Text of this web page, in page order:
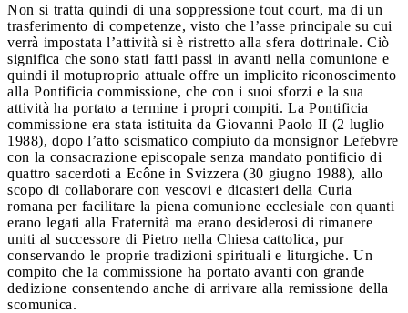
Non si tratta quindi di una soppressione tout court, ma di un
trasferimento di competenze, visto che l’asse principale su cui
verrà impostata l’attività si è ristretto alla sfera dottrinale. Ciò
significa che sono stati fatti passi in avanti nella comunione e
quindi il motuproprio attuale offre un implicito riconoscimento
alla Pontificia commissione, che con i suoi sforzi e la sua
attività ha portato a termine i propri compiti. La Pontificia
commissione era stata istituita da Giovanni Paolo II (2 luglio
1988), dopo l’atto scismatico compiuto da monsignor Lefebvre
con la consacrazione episcopale senza mandato pontificio di
quattro sacerdoti a Ecône in Svizzera (30 giugno 1988), allo
scopo di collaborare con vescovi e dicasteri della Curia
romana per facilitare la piena comunione ecclesiale con quanti
erano legati alla Fraternità ma erano desiderosi di rimanere
uniti al successore di Pietro nella Chiesa cattolica, pur
conservando le proprie tradizioni spirituali e liturgiche. Un
compito che la commissione ha portato avanti con grande
dedizione consentendo anche di arrivare alla remissione della
scomunica.